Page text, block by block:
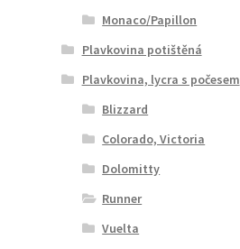
Monaco/Papillon
Plavkovina potištěná
Plavkovina, lycra s počesem
Blizzard
Colorado, Victoria
Dolomitty
Runner
Vuelta